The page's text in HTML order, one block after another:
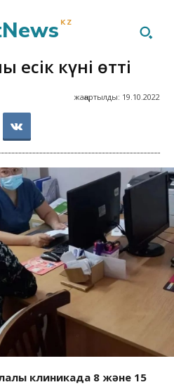
KZ
есік күні өтті
жаңартылды: 19.10.2022
клиникада 8 және 15